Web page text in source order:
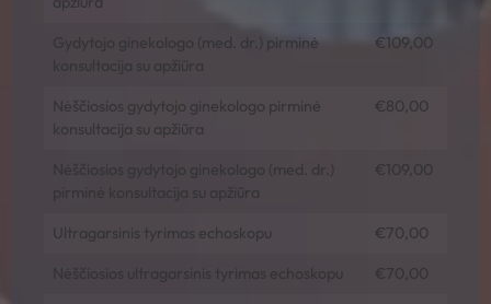
Gydytojo ginekologo (med. dr.) pirminė
konsultacija su apžiūra
€109,00
Nėščiosios gydytojo ginekologo pirminė
konsultacija su apžiūra
€80,00
Nėščiosios gydytojo ginekologo (med. dr.)
pirminė konsultacija su apžiūra
€109,00
Ultragarsinis tyrimas echoskopu €70,00
Nėščiosios ultragarsinis tyrimas echoskopu €70,00